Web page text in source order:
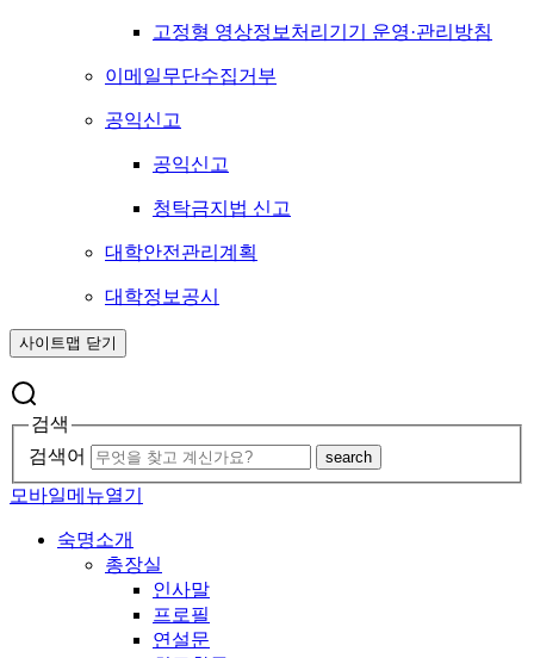
고정형 영상정보처리기기 운영·관리방침
이메일무단수집거부
공익신고
공익신고
청탁금지법 신고
대학안전관리계획
대학정보공시
사이트맵 닫기
검색
검색어
search
모바일메뉴열기
숙명소개
총장실
인사말
프로필
연설문